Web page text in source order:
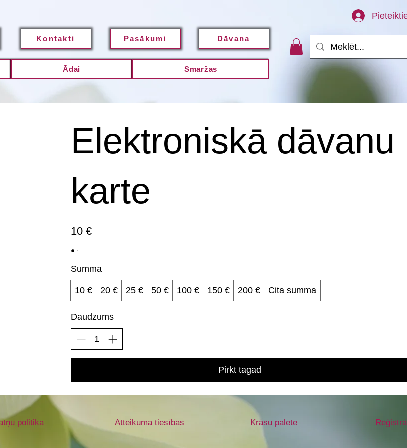
Kontakti Pasākumi Dāvana
Ādai Smaržas
Elektroniskā dāvanu
karte
10 €
Summa
10 € 20 € 25 € 50 € 100 € 150 € 200 € Cita summa
Daudzums
Pirkt tagad
politika Atteikuma tiesības Krāsu palete